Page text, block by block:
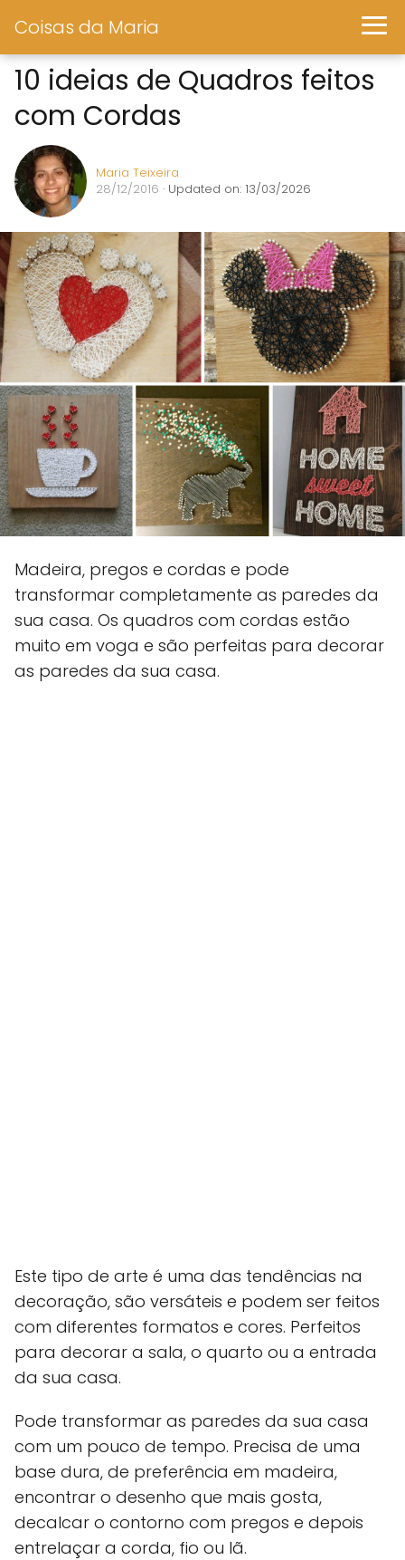
Coisas da Maria
10 ideias de Quadros feitos
com Cordas
Maria Teixeira
28/12/2016 · Updated on: 13/03/2026
Madeira, pregos e cordas e pode
transformar completamente as paredes da
sua casa. Os quadros com cordas estão
muito em voga e são perfeitas para decorar
as paredes da sua casa.
Este tipo de arte é uma das tendências na
decoração, são versáteis e podem ser feitos
com diferentes formatos e cores. Perfeitos
para decorar a sala, o quarto ou a entrada
da sua casa.
Pode transformar as paredes da sua casa
com um pouco de tempo. Precisa de uma
base dura, de preferência em madeira,
encontrar o desenho que mais gosta,
decalcar o contorno com pregos e depois
entrelaçar a corda, fio ou lã.